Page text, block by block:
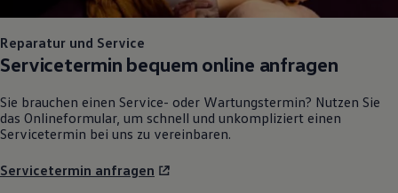
Reparatur und Service
Servicetermin bequem online anfragen
Sie brauchen einen Service- oder Wartungstermin? Nutzen Sie
das Onlineformular, um schnell und unkompliziert einen
Servicetermin bei uns zu vereinbaren.
Servicetermin anfragen